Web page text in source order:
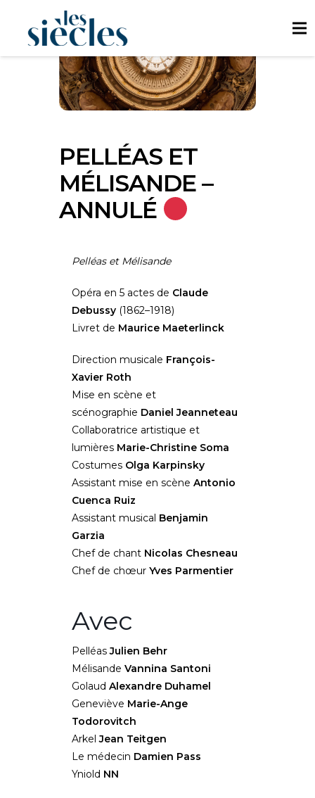
PELLÉAS ET
MÉLISANDE –
ANNULÉ
Pelléas et Mélisande
Opéra en 5 actes de Claude
Debussy (1862–1918)
Livret de Maurice Maeterlinck
Direction musicale François-
Xavier Roth
Mise en scène et
scénographie Daniel Jeanneteau
Collaboratrice artistique et
lumières Marie-Christine Soma
Costumes Olga Karpinsky
Assistant mise en scène Antonio
Cuenca Ruiz
Assistant musical Benjamin
Garzia
Chef de chant Nicolas Chesneau
Chef de chœur Yves Parmentier
Avec
PelléasJulien Behr
Mélisande Vannina Santoni
Golaud Alexandre Duhamel
Geneviève Marie-Ange
Todorovitch
Arkel Jean Teitgen
Le médecin Damien Pass
Yniold NN